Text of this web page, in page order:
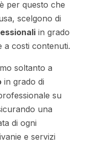
per questo che
scelgono di
in grado
a costi contenuti.
soltanto a
in grado di
su
una
di ogni
e servizi